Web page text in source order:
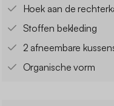
Hoek aan de
Stoffen bekleding
2 afneembare
Organische vorm